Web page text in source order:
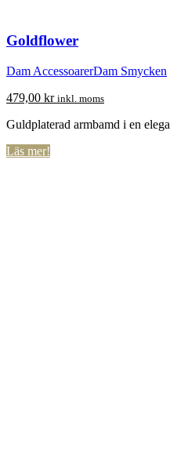
Goldflower
Dam AccessoarerDam Smycken
479,00 kr inkl. moms
Guldplaterad armbamd i en
Läs mer!